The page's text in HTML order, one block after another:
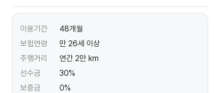
이용기간
48개월
보험연령
만 26세 이상
주행거리
연간 2만 km
선수금
30%
보증금
0%